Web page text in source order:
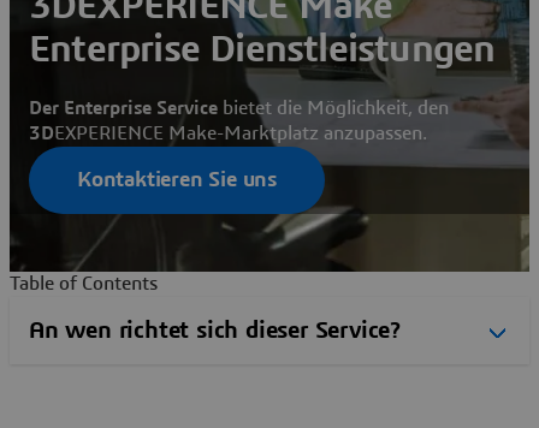
Enterprise Dienstleistungen
Der Enterprise Service bietet die Möglichkeit, den
3DEXPERIENCE Make-Marktplatz anzupassen.
Kontaktieren Sie uns
Table of Contents